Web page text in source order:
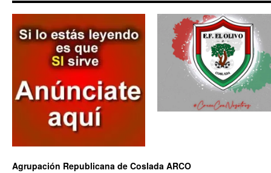
Agrupación Republicana de Coslada ARCO